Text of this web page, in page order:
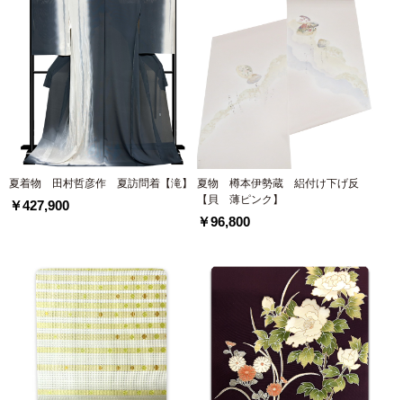
夏着物 田村哲彦作 夏訪問着【滝】
￥427,900
夏物 樽本伊勢蔵 絽付け下げ反
【貝 薄ピンク】
￥96,800